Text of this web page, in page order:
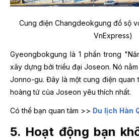
Cung điện Changdeokgung đồ sộ
VnExpress)
Gyeongbokgung là 1 phần trong
xây dựng bởi triều đại Joseon. Nó
Jonno-gu. Đây là một cung điện quan
hoàng tử của Joseon yêu thích nhất.
Có thể bạn quan tâm >> Du lịch Hàn
5. Hoạt động bạn